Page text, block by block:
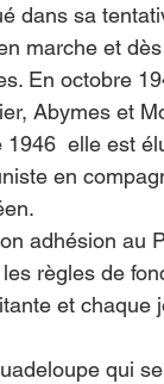
dans sa
marche et
En octobre
Abymes et
elle est
en
adhésion au
règles de
et
qui